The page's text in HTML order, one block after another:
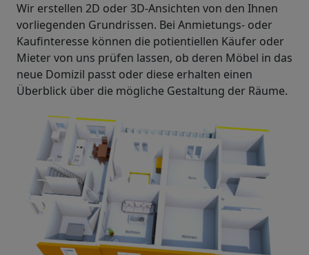
Wir erstellen 2D oder 3D-Ansichten von den Ihnen
vorliegenden Grundrissen. Bei Anmietungs- oder
Kaufinteresse können die potientiellen Käufer oder
Mieter von uns prüfen lassen, ob deren Möbel in das
neue Domizil passt oder diese erhalten einen
Überblick über die mögliche Gestaltung der Räume.